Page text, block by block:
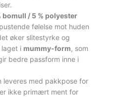
bomull / 5 % polyester
følelse mot huden
øker slitestyrke og
laget i mummy-form, som
bedre passform inne i
leveres med pakkpose for
ikke primært ment for